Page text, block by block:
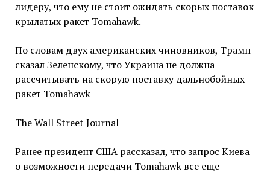
лидеру, что ему не стоит ожидать скорых поставок
крылатых ракет Tomahawk.
По словам двух американских чиновников, Трамп
сказал Зеленскому, что Украина не должна
рассчитывать на скорую поставку дальнобойных
ракет Tomahawk
The Wall Street Journal
Ранее президент США рассказал, что запрос Киева
о возможности передачи Tomahawk все еще